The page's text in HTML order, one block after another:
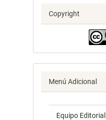
Copyright
Menú Adicional
Equipo Editorial